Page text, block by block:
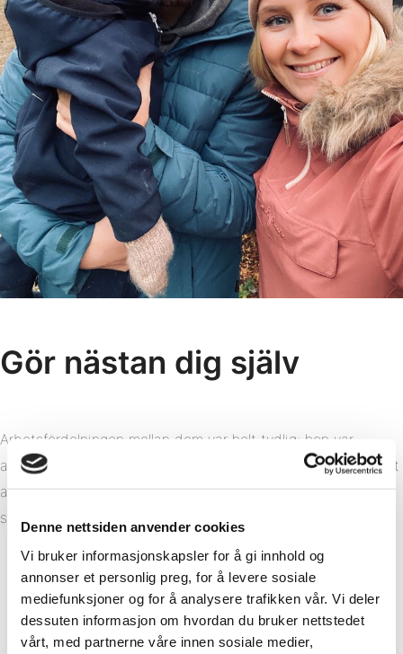
Denne nettsiden anvender cookies
Vi bruker informasjonskapsler for å gi innhold og
annonser et personlig preg, for å levere sosiale
mediefunksjoner og for å analysere trafikken vår. Vi deler
dessuten informasjon om hvordan du bruker nettstedet
vårt, med partnerne våre innen sosiale medier,
Gör nästan dig själv
Arbetsfördelningen mellan dem var helt tydlig: hon var
ansvarig för stilvalet, han för avrättningen. Bredes erfarenhet
av Fibo-konceptet från den tid han arbetade för ett företag
som renoverade bostäder kom till nytta.
Så länge du får sockelprofilen rakt, fog bara och klicka på
resten av skivorna på plats. Då blir det rätt. Detta händer
nästan av sig själv